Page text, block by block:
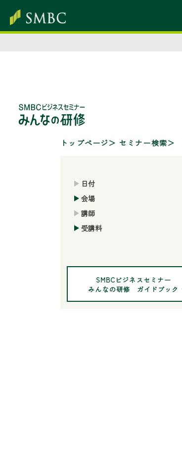
トップページ セミナー検索
日付
会場
講師
受講料
SMBCビジネスセミナー
みんなの研修 ガイドブック